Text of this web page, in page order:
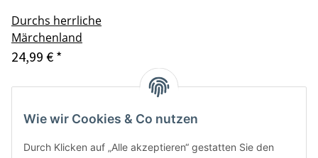
Durchs herrliche
Märchenland
24,99 € *
Artikel 1 - 3 von 3
Wie wir Cookies & Co nutzen
Durch Klicken auf „Alle akzeptieren“ gestatten Sie den